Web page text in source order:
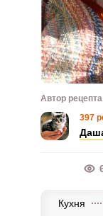
Автор
397
Кухня